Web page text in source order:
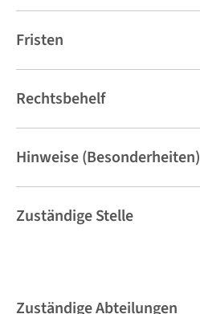
Fristen
Rechtsbehelf
Hinweise (Besonderheiten)
Zuständige Stelle
Zuständige Abteilungen